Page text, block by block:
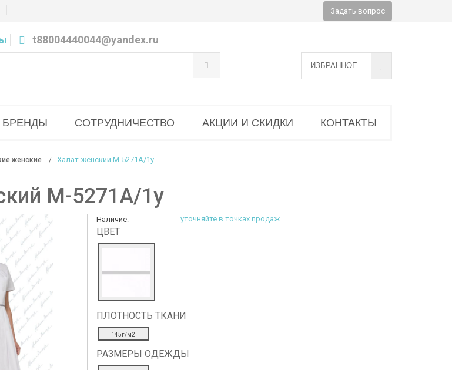
Задать вопрос
t88004440044@yandex.ru
ИЗБРАННОЕ
БРЕНДЫ СОТРУДНИЧЕСТВО АКЦИИ И СКИДКИ КОНТАКТЫ
женские Халат женский M-5271А/1у
Халат мужской
М-2970у
M-5271А/1у
Наличие: уточняйте в точках продаж
ЦВЕТ
ПЛОТНОСТЬ ТКАНИ
145г/м2
РАЗМЕРЫ ОДЕЖДЫ